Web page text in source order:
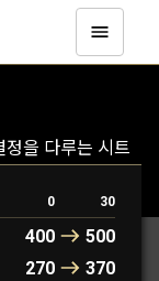
정을 다루는 시트
워질 뿐입니다.
0 30
400
500
270
370